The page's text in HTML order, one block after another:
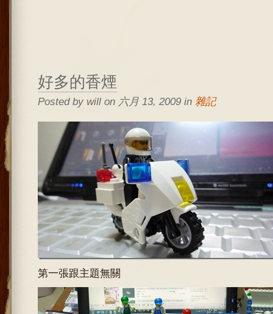
好多的香煙
Posted by will on 六月 13, 2009 in 雜記
第一張跟主題無關